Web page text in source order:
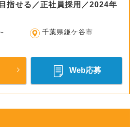
指せる／正社員採用／2024年
千葉県鎌ケ谷市
Web応募